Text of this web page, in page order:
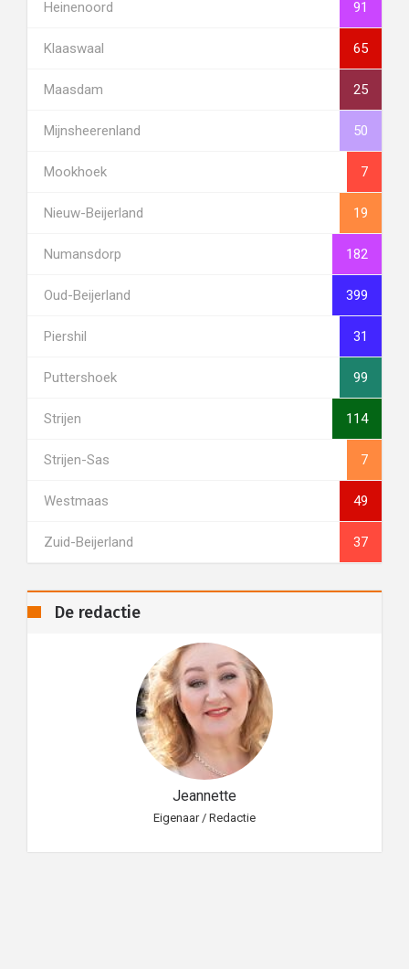
Heinenoord 91
Klaaswaal 65
Maasdam 25
Mijnsheerenland 50
Mookhoek 7
Nieuw-Beijerland 19
Numansdorp 182
Oud-Beijerland 399
Piershil 31
Puttershoek 99
Strijen 114
Strijen-Sas 7
Westmaas 49
Zuid-Beijerland 37
De redactie
Jeannette
Eigenaar / Redactie